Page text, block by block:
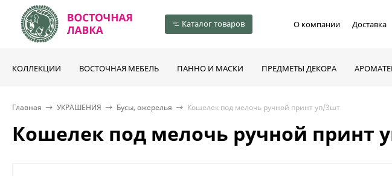
Каталог товаров О компании Доставка
КОЛЛЕКЦИИ ВОСТОЧНАЯ МЕБЕЛЬ ПАННО И МАСКИ ПРЕДМЕТЫ ДЕКОРА
Главная УКРАШЕНИЯ Бусы, ожерелья Кошелек под мелочь ручной принт уп/3шт
Кошелек под мелочь ручной принт